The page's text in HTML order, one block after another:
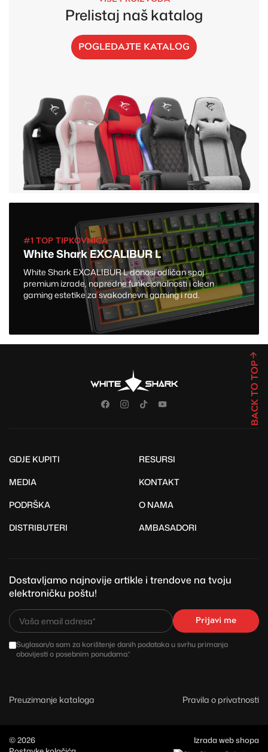
Prelistaj naš katalog
POGLEDAJTE KATALOG
#1 TOP TIPKOVNICA
White Shark EXCALIBUR L
White Shark EXCALIBUR L donosi odličan spoj
premium izrade, napredne funkcionalnosti i clean
gaming estetike za svakodnevni gaming i rad.
GDJE KUPITI
RESURSI
MEDIA
KONTAKT
PODRŠKA
O NAMA
DISTRIBUTERI
AMBASADORI
Dostavljamo najnovije artikle i trendove na tvoju
elektroničku poštu!
Prijavi me
Suglasan/a sam za korištenje danih podataka u svrhu primanja
obavijesti o posebnim ponudama.*
BACK TO TOP
Preuzimanje kataloga Pravila o privatnosti
© 2026
Izrada web shopa